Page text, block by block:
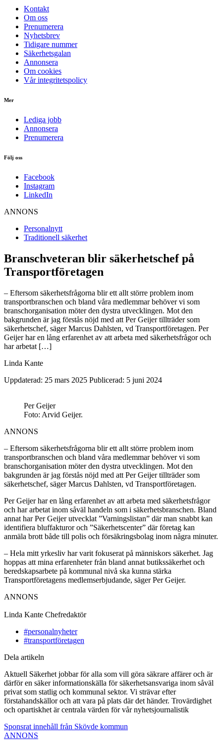
Kontakt
Om oss
Prenumerera
Nyhetsbrev
Tidigare nummer
Säkerhetsgalan
Annonsera
Om cookies
Vår integritetspolicy
Mer
Lediga jobb
Annonsera
Prenumerera
Följ oss
Facebook
Instagram
LinkedIn
ANNONS
Personalnytt
Traditionell säkerhet
Branschveteran blir säkerhetschef på
Transportföretagen
– Eftersom säkerhetsfrågorna blir ett allt större problem inom
transportbranschen och bland våra medlemmar behöver vi som
branschorganisation möter den dystra utvecklingen. Mot den
bakgrunden är jag förstås nöjd med att Per Geijer tillträder som
säkerhetschef, säger Marcus Dahlsten, vd Transportföretagen. Per
Geijer har en lång erfarenhet av att arbeta med säkerhetsfrågor och
har arbetat […]
Linda Kante
Uppdaterad: 25 mars 2025 Publicerad: 5 juni 2024
Per Geijer
Foto: Arvid Geijer.
ANNONS
– Eftersom säkerhetsfrågorna blir ett allt större problem inom
transportbranschen och bland våra medlemmar behöver vi som
branschorganisation möter den dystra utvecklingen. Mot den
bakgrunden är jag förstås nöjd med att Per Geijer tillträder som
säkerhetschef, säger Marcus Dahlsten, vd Transportföretagen.
Per Geijer har en lång erfarenhet av att arbeta med säkerhetsfrågor
och har arbetat inom såväl handeln som i säkerhetsbranschen. Bland
annat har Per Geijer utvecklat ”Varningslistan” där man snabbt kan
identifiera bluffakturor och ”Säkerhetscenter” där företag kan
anmäla brott både till polis och försäkringsbolag inom några minuter.
– Hela mitt yrkesliv har varit fokuserat på människors säkerhet. Jag
hoppas att mina erfarenheter från bland annat butikssäkerhet och
beredskapsarbete på kommunal nivå ska kunna stärka
Transportföretagens medlemserbjudande, säger Per Geijer.
ANNONS
Linda Kante Chefredaktör
#personalnyheter
#transportföretagen
Dela artikeln
Aktuell Säkerhet jobbar för alla som vill göra säkrare affärer och är
därför en säker informationskälla för säkerhetsansvariga inom såväl
privat som statlig och kommunal sektor. Vi strävar efter
förstahandskällor och att vara på plats där det händer. Trovärdighet
och opartiskhet är centrala värden för vår nyhetsjournalistik
Sponsrat innehåll från Skövde kommun
ANNONS